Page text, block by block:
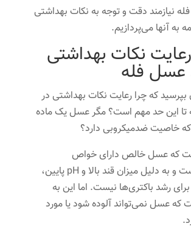
نیازمند دقت و توجه به نکات بهداشتی
به آنها می‌پردازیم.
نکات بهداشتی
عسل فله
بپرسید که چرا رعایت نکات بهداشتی در
این حد مهم است؟ مگر عسل یک ماده
خاصیت ضدمیکروبی دارد؟
که عسل خالص دارای خواص
ضدمیکروبی است و به دلیل میزان قند بالا و pH پایین،
رشد باکتری‌ها نیست. اما این به
که عسل نمی‌تواند آلوده شود یا مورد